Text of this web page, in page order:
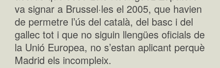
va signar a Brussel·les el 2005, que havien
de permetre l’ús del català, del basc i del
gallec tot i que no siguin llengües oficials de
la Unió Europea, no s’estan aplicant perquè
Madrid els incompleix.